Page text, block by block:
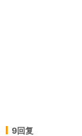
9回复